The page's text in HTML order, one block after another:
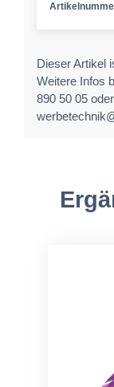
Dieser Artikel
Weitere Infos
890 50 05